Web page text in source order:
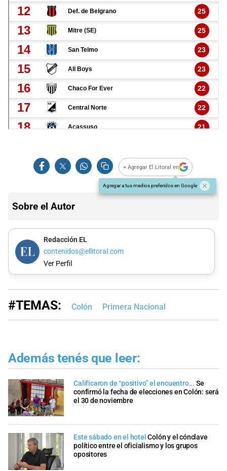
+ Agregar El Litoral en
Agregar a tus medios preferidos en Google
Sobre el Autor
Redacción EL
contenidos@ellitoral.com
Ver Perfil
#TEMAS: Colón Primera Nacional
Además tenés que leer:
Calificaron de “positivo” el encuentro... Se
confirmó la fecha de elecciones en Colón: será
el 30 de noviembre
Este sábado en el hotel Colón y el cónclave
político entre el oficialismo y los grupos
opositores